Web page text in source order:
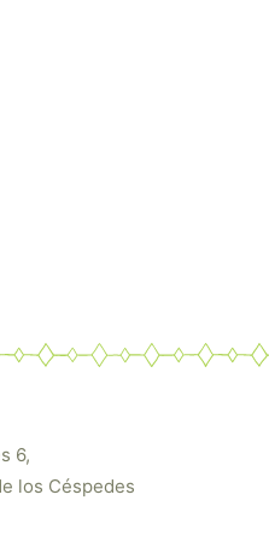
6,
los Céspedes